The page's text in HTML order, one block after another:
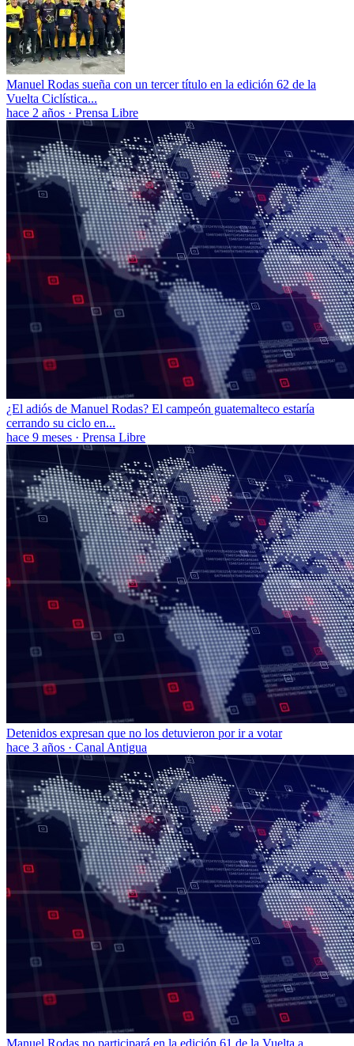
Manuel Rodas sueña con un tercer título en la edición 62 de la
Vuelta Ciclística...
hace 2 años · Prensa Libre
¿El adiós de Manuel Rodas? El campeón guatemalteco estaría
cerrando su ciclo en...
hace 9 meses · Prensa Libre
Detenidos expresan que no los detuvieron por ir a votar
hace 3 años · Canal Antigua
Manuel Rodas no participará en la edición 61 de la Vuelta a